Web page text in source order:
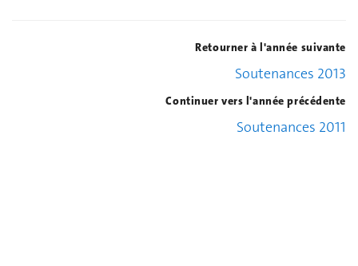
Retourner à l'année suivante
Soutenances 2013
Continuer vers l'année précédente
Soutenances 2011